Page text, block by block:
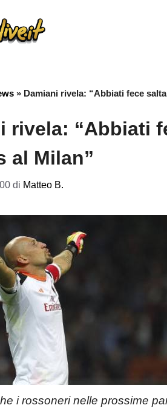
» Damiani rivela: “Abbiati fece
rivela: “Abbiati
al Milan”
di Matteo B.
i rossoneri nelle prossime